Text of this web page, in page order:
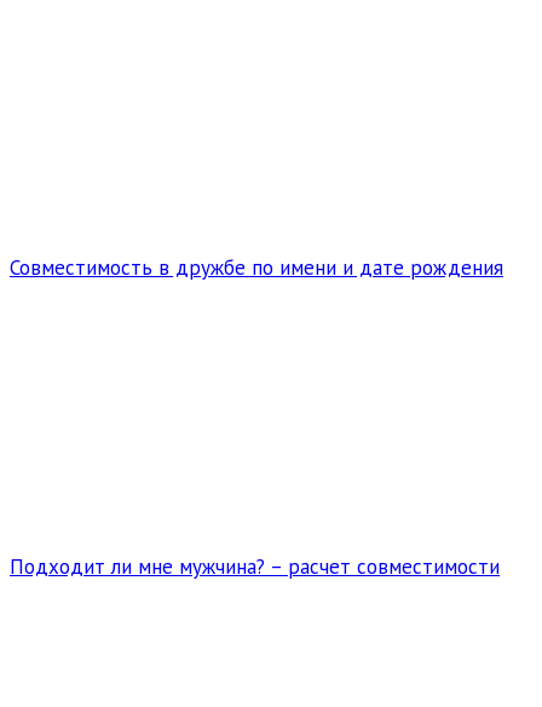
Совместимость в дружбе по имени и дате рождения
Подходит ли мне мужчина? – расчет совместимости